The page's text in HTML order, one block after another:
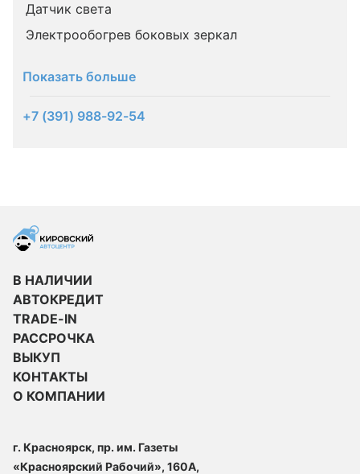
Датчик света
Электрообогрев боковых зеркал
Показать больше
+7 (391) 988-92-54
В НАЛИЧИИ
АВТОКРЕДИТ
TRADE-IN
РАССРОЧКА
ВЫКУП
КОНТАКТЫ
О КОМПАНИИ
г. Красноярск, пр. им. Газеты
«Красноярский Рабочий», 160А,